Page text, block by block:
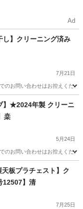
Ad
し】クリーニング済み
7月21日
のお問い合わせはお控えくだ
】★2024年製 クリーニ
桒
5月24日
のお問い合わせはお控えくだ
天板プラチェスト】ク
12507】清
7月25日